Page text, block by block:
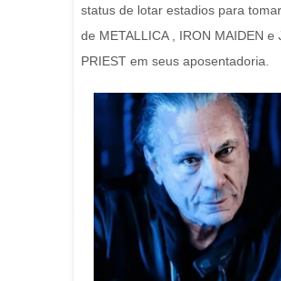
status de lotar estadios para
de METALLICA , IRON MAIDEN e
PRIEST em seus aposentadoria.